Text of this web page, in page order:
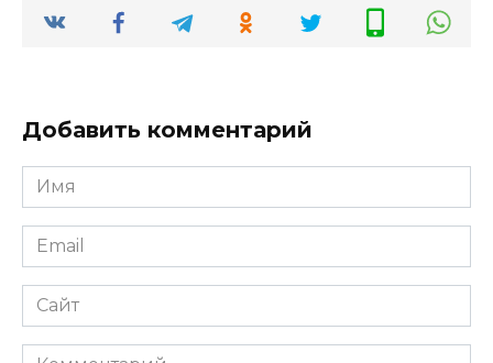
Добавить комментарий
Имя
*
Email
*
Сайт
Комментарий